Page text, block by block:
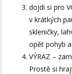
dojdi si pro
v krátkých
skleničky,
opět pohyb
VÝRAZ –
Prostě si